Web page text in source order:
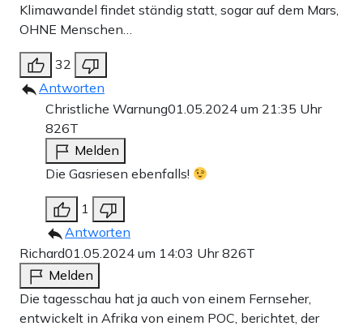
Klimawandel findet ständig statt, sogar auf dem Mars,
OHNE Menschen…
32
Antworten
Christliche Warnung01.05.2024 um 21:35 Uhr
826T
Melden
Die Gasriesen ebenfalls!
1
Antworten
Richard01.05.2024 um 14:03 Uhr826T
Melden
Die tagesschau hat ja auch von einem Fernseher,
entwickelt in Afrika von einem POC, berichtet, der